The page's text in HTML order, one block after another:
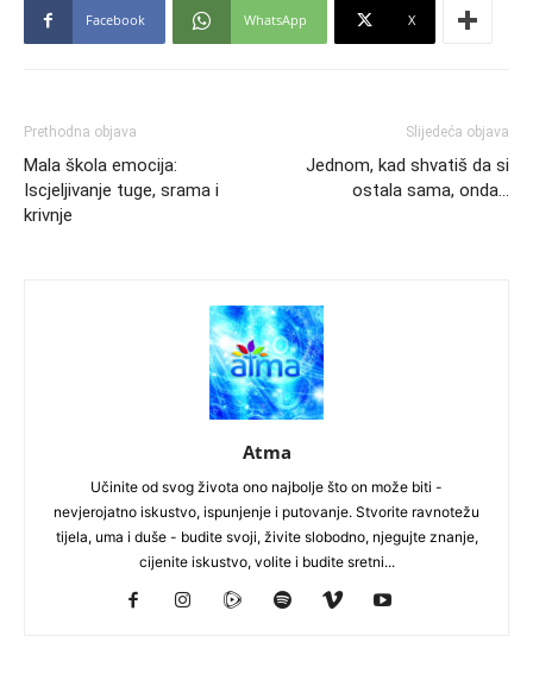
Facebook WhatsApp X
Prethodna objava
Mala škola emocija:
Iscjeljivanje tuge, srama i
krivnje
Slijedeća objava
Jednom, kad shvatiš da si
ostala sama, onda…
Atma
Učinite od svog života ono najbolje što on može biti -
nevjerojatno iskustvo, ispunjenje i putovanje. Stvorite ravnotežu
tijela, uma i duše - budite svoji, živite slobodno, njegujte znanje,
cijenite iskustvo, volite i budite sretni...